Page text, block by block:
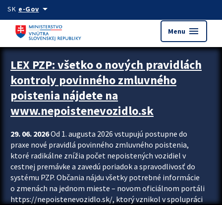
Preskocit na hlavný obsah
SK e-Govarrow_drop_down
Menu menu
Zastavit automatický posun upútavok
LEX PZP: všetko o nových pravidlách
kontroly povinného zmluvného
poistenia nájdete na
www.nepoistenevozidlo.sk
29. 06. 2026Od 1. augusta 2026 vstupujú postupne do
praxe nové pravidlá povinného zmluvného poistenia,
ktoré radikálne znížia počet nepoistených vozidiel v
cestnej premávke a zavedú poriadok a spravodlivosť do
systému PZP. Občania nájdu všetky potrebné informácie
o zmenách na jednom mieste – novom oficiálnom portáli
https://nepoistenevozidlo.sk/, ktorý vznikol v spolupráci